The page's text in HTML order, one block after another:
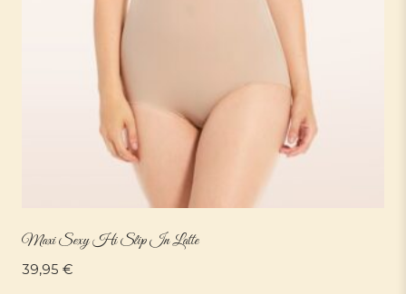
Maxi Sexy Hi Slip In Latte
39,95 €